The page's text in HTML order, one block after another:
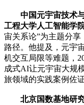
中国元宇宙技术
工程大学人工智能学
宙关系论”为主题分
路径。他提及，元宇
机交互局限等难题，
成式AI让元宇宙大规
旅领域的实践案例佐
北京国数基地研